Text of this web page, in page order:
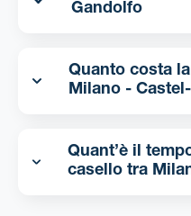
Gandolfo
Quanto costa
Milano -
Quant’è il